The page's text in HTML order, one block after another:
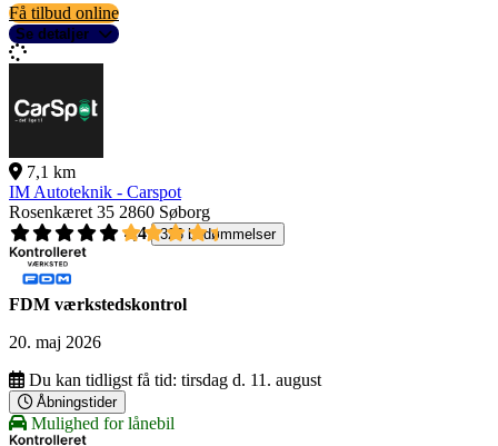
Få tilbud online
Se detaljer
7,1 km
IM Autoteknik - Carspot
Rosenkæret 35 2860 Søborg
4,4
326 bedømmelser
FDM værkstedskontrol
20. maj 2026
Du kan tidligst få tid: tirsdag d. 11. august
Åbningstider
Mulighed for lånebil